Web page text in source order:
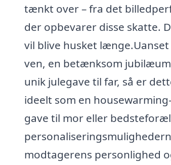
tænkt over – fra det
der opbevarer disse skatte.
vil blive husket
ven, en betænksom
unik julegave til far, så er
ideelt som en
gave til mor eller
modtagerens personlighed